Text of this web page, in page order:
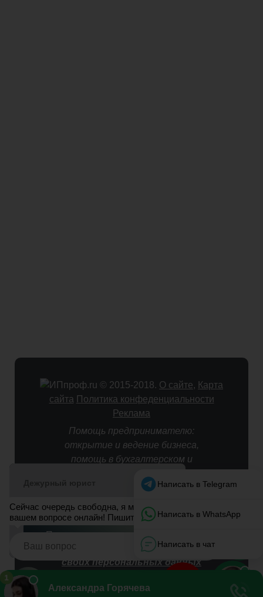
© 2015-2018. О сайте, Карта
сайта Политика конфеденциальности
Реклама
Помощь предпринимателю:
открытие и ведение бизнеса,
помощь в бухгалтерском и
Оставляя персональные данные
(email, имя, телефон) в формах
на страницах данного сайта, Вы
автоматически подтверждаете
свое согласие наобработку
своих персональных данных